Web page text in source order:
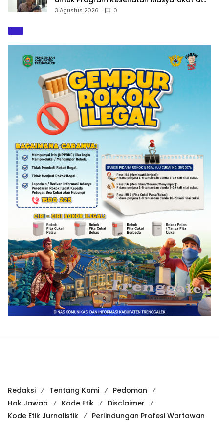
2027
3 Agustus 2026 0
Redaksi Tentang Kami
Pedoman
Hak Jawab
Kode Etik
Disclaimer
Kode Etik Jurnalistik
Perlindungan Profesi Wartawan